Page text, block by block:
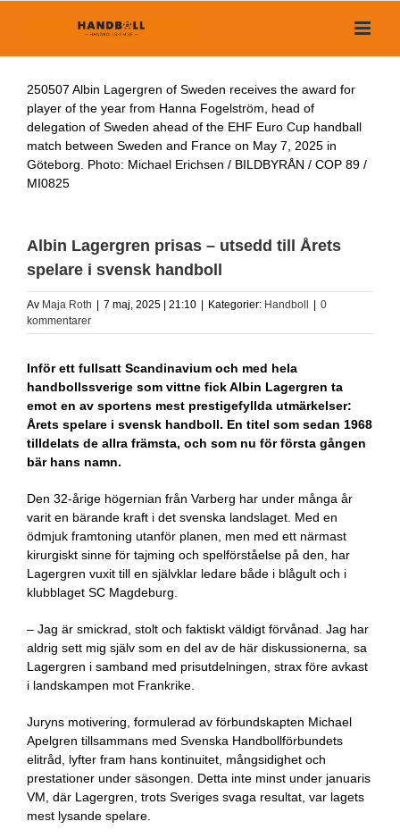
250507 Albin Lagergren of Sweden receives the award for
player of the year from Hanna Fogelström, head of
delegation of Sweden ahead of the EHF Euro Cup handball
match between Sweden and France on May 7, 2025 in
Göteborg. Photo: Michael Erichsen / BILDBYRÅN / COP 89 /
MI0825
Albin Lagergren prisas – utsedd till Årets
spelare i svensk handboll
Av Maja Roth | 7 maj, 2025 | 21:10 | Kategorier: Handboll | 0
kommentarer
Inför ett fullsatt Scandinavium och med hela
handbollssverige som vittne fick Albin Lagergren ta
emot en av sportens mest prestigefyllda utmärkelser:
Årets spelare i svensk handboll. En titel som sedan 1968
tilldelats de allra främsta, och som nu för första gången
bär hans namn.
Den 32-årige högernian från Varberg har under många år
varit en bärande kraft i det svenska landslaget. Med en
ödmjuk framtoning utanför planen, men med ett närmast
kirurgiskt sinne för tajming och spelförståelse på den, har
Lagergren vuxit till en självklar ledare både i blågult och i
klubblaget SC Magdeburg.
– Jag är smickrad, stolt och faktiskt väldigt förvånad. Jag har
aldrig sett mig själv som en del av de här diskussionerna, sa
Lagergren i samband med prisutdelningen, strax före avkast
i landskampen mot Frankrike.
Juryns motivering, formulerad av förbundskapten Michael
Apelgren tillsammans med Svenska Handbollförbundets
elitråd, lyfter fram hans kontinuitet, mångsidighet och
prestationer under säsongen. Detta inte minst under januaris
VM, där Lagergren, trots Sveriges svaga resultat, var lagets
mest lysande spelare.